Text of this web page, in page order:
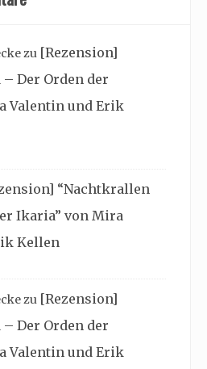
zu [Rezension]
Der Orden der
Valentin und Erik
“Nachtkrallen
Ikaria” von Mira
Kellen
zu [Rezension]
Der Orden der
Valentin und Erik